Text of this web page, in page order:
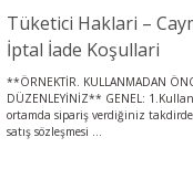
Tüketici Haklari –
İptal İade Koşullari
**ÖRNEKTİR. KULLANMADAN
DÜZENLEYİNİZ** GENEL:
ortamda sipariş verdiğiniz
satış sözleşmesi ...